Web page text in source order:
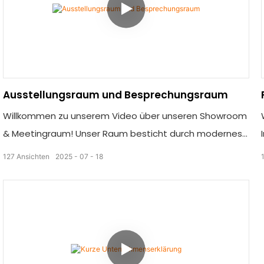
Ausstellungsraum und Besprechungsraum
Willkommen zu unserem Video über unseren Showroom
& Meetingraum! Unser Raum besticht durch modernes
und stilvolles Interieur und eignet sich perfekt für die
2025 07 18
127 Ansichten